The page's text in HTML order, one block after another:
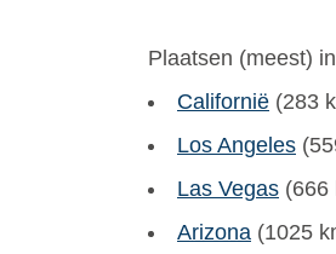
Plaatsen (meest)
Californië (283
Los Angeles
Las Vegas (666
Arizona (1025